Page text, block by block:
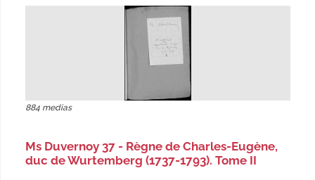
884 medias
Ms Duvernoy 37 - Règne de Charles-Eugène,
duc de Wurtemberg (1737-1793). Tome II